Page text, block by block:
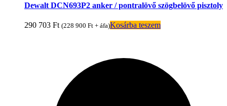
Dewalt DCN693P2 anker / pontralövő szögbelövő pisztoly
290 703 Ft (228 900 Ft + áfa)Kosárba teszem